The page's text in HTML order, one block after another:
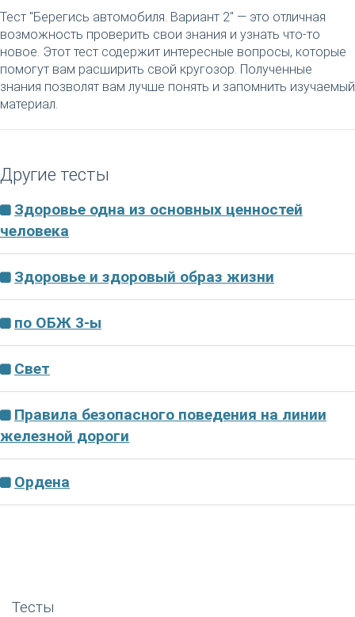
Тест "Берегись автомобиля. Вариант 2" — это отличная
возможность проверить свои знания и узнать что-то
новое. Этот тест содержит интересные вопросы, которые
помогут вам расширить свой кругозор. Полученные
знания позволят вам лучше понять и запомнить изучаемый
материал.
Другие тесты
Здоровье одна из основных ценностей
человека
Здоровье и здоровый образ жизни
по ОБЖ 3-ы
Свет
Правила безопасного поведения на линии
железной дороги
Ордена
Тесты